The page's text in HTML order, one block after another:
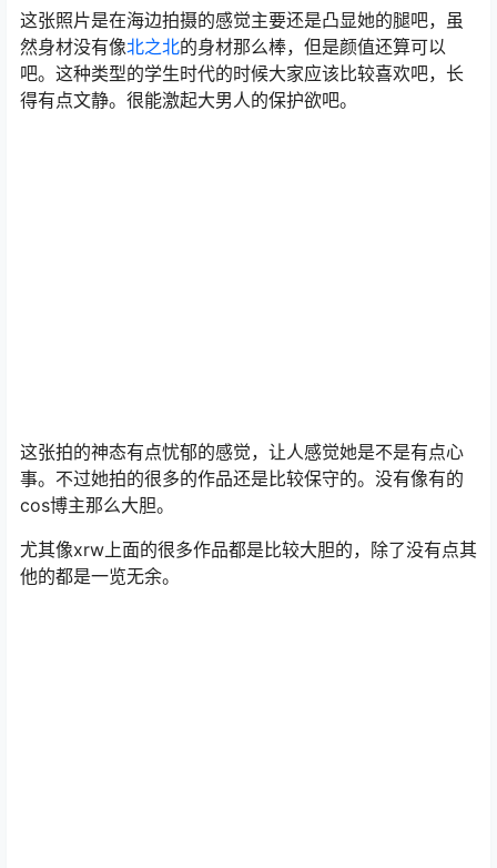
这张照片是在海边拍摄的感觉主要还是凸显她的腿吧，虽
然身材没有像北之北的身材那么棒，但是颜值还算可以
吧。这种类型的学生时代的时候大家应该比较喜欢吧，长
得有点文静。很能激起大男人的保护欲吧。
这张拍的神态有点忧郁的感觉，让人感觉她是不是有点心
事。不过她拍的很多的作品还是比较保守的。没有像有的
cos博主那么大胆。
尤其像xrw上面的很多作品都是比较大胆的，除了没有点其
他的都是一览无余。